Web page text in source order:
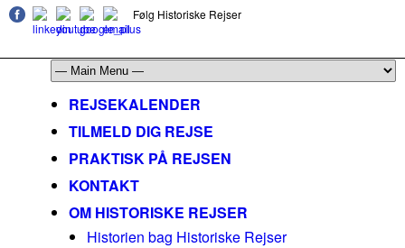
Følg Historiske Rejser
REJSEKALENDER
TILMELD DIG REJSE
PRAKTISK PÅ REJSEN
KONTAKT
OM HISTORISKE REJSER
Historien bag Historiske Rejser